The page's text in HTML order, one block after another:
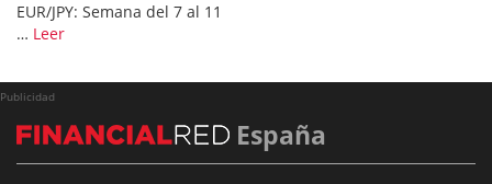
EUR/JPY: Semana del 7 al 11
… Leer
Publicidad
España